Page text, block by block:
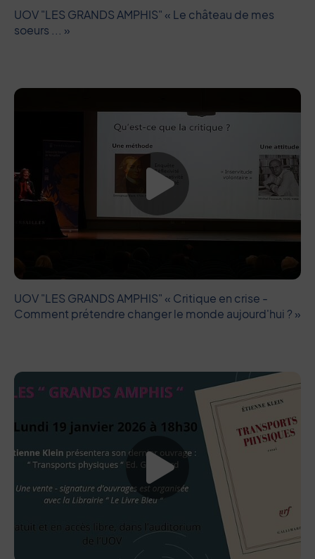
UOV "LES GRANDS AMPHIS" « Le château de mes
soeurs ... »
Lancer la
UOV "LES GRANDS AMPHIS" « Critique en crise -
Comment prétendre changer le monde aujourd'hui ? »